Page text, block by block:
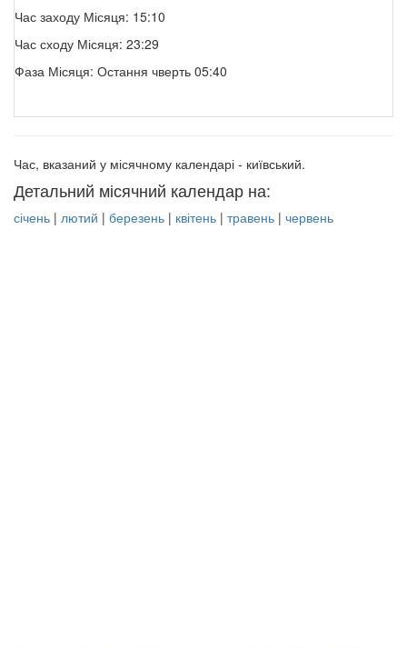
Час заходу Місяця: 15:10
Час сходу Місяця: 23:29
Фаза Місяця: Остання чверть 05:40
Час, вказаний у місячному календарі - київський.
Детальний місячний календар на:
січень | лютий | березень | квітень | травень | червень